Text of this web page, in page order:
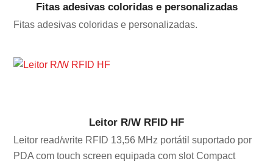
Fitas adesivas coloridas e personalizadas
Fitas adesivas coloridas e personalizadas.
Leitor R/W RFID HF
Leitor read/write RFID 13,56 MHz portátil suportado por
PDA com touch screen equipada com slot Compact